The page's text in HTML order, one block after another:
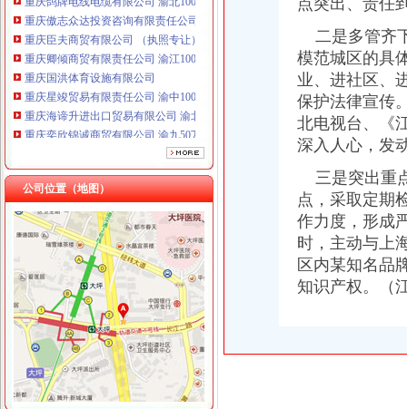
重庆傲志众达投资咨询有限责任公司 渝九1000万 （增资）
重庆臣夫商贸有限公司 （执照专让）
重庆卿倾商贸有限责任公司 渝江100万 （工商注册）
重庆国洪体育设施有限公司
重庆星竣贸易有限责任公司 渝中100万 （进出口权）
重庆海谛升进出口贸易有限公司 渝北100万 （进出口权）
重庆奕欣锦诚商贸有限公司 渝九50万 （工商注册）
重庆信同广告有限公司 渝沙50万 （工商注册）
重庆三虹房地产营销策划有限公司
重庆宝鹰汽车销售有限公司
公司位置（地图）
工商动态
忠县人民追加财政配套资金420万元助推微企发展试点工作
我市重庆分公司注销出台在校大创办微型企业相关办法
宣教处精心组织全市重庆营业执照注销工商工作会议宣服务工作
市重庆代办公司局坚持推进区县局局长述职述廉汇报制度建设
市工商局“送教上门”重庆营业执照注销培训会在铜梁成功举行
市重庆代办公司工商局制定2011年民主评议政风行风工作实施方案
点突出、责任
二是多管齐
模范城区的具
业、进社区、
保护法律宣传
北电视台、《
深入人心，发
三是突出重
点，采取定期
作力度，形成
时，主动与上
区内某知名品
知识产权。（